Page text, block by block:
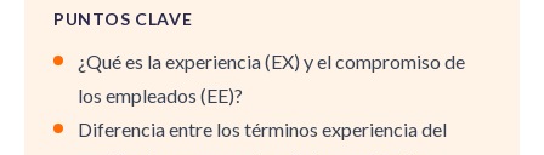
PUNTOS CLAVE
¿Qué es la experiencia (EX) y el compromiso de
los empleados (EE)?
Diferencia entre los términos experiencia del